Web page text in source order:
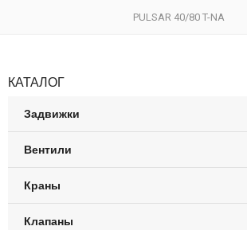
PULSAR 40/80 T-NA
КАТАЛОГ
Задвижки
Вентили
Краны
Клапаны